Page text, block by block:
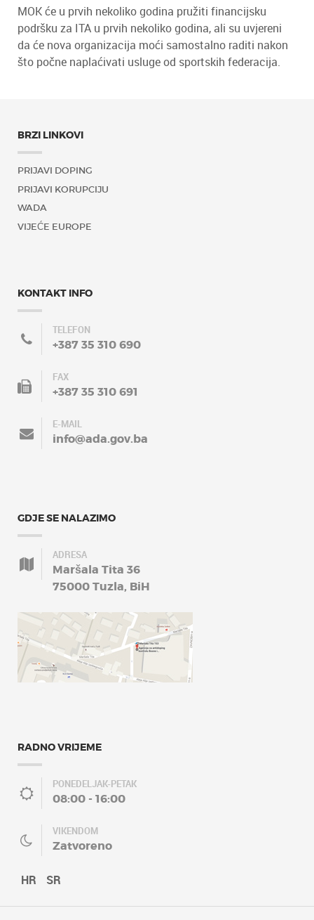
MOK će u prvih nekoliko godina pružiti financijsku
podršku za ITA u prvih nekoliko godina, ali su uvjereni
da će nova organizacija moći samostalno raditi nakon
što počne naplaćivati usluge od sportskih federacija.
BRZI LINKOVI
PRIJAVI DOPING
PRIJAVI KORUPCIJU
WADA
VIJEĆE EUROPE
KONTAKT INFO
TELEFON
+387 35 310 690
FAX
+387 35 310 691
E-MAIL
info@ada.gov.ba
GDJE SE NALAZIMO
ADRESA
Maršala Tita 36
75000 Tuzla, BiH
RADNO VRIJEME
PONEDELJAK-PETAK
08:00 - 16:00
VIKENDOM
Zatvoreno
HR SR